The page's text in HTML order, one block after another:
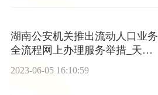
湖南公安机关推出流动人口业务
全流程网上办理服务举措_天天
观天下
2023-06-05 16:10:59